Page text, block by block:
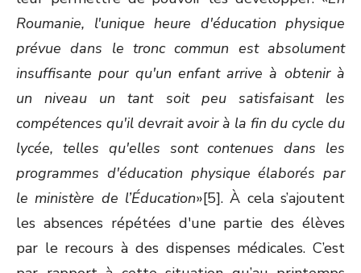
Roumanie, l'unique heure d'éducation physique
prévue dans le tronc commun est absolument
insuffisante pour qu'un enfant arrive à obtenir à
un niveau un tant soit peu satisfaisant les
compétences qu'il devrait avoir à la fin du cycle du
lycée, telles qu'elles sont contenues dans les
programmes d'éducation physique élaborés par
le ministère de l’Éducation»[5]. À cela s’ajoutent
les absences répétées d'une partie des élèves
par le recours à des dispenses médicales. C’est